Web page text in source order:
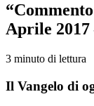
Aprile
3 minuto di lettura
Il Vangelo di